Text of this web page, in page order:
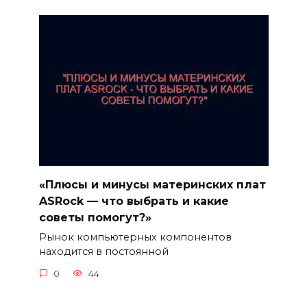
«Плюсы и минусы материнских плат
ASRock — что выбрать и какие
советы помогут?»
Рынок компьютерных компонентов
находится в постоянной
0 44